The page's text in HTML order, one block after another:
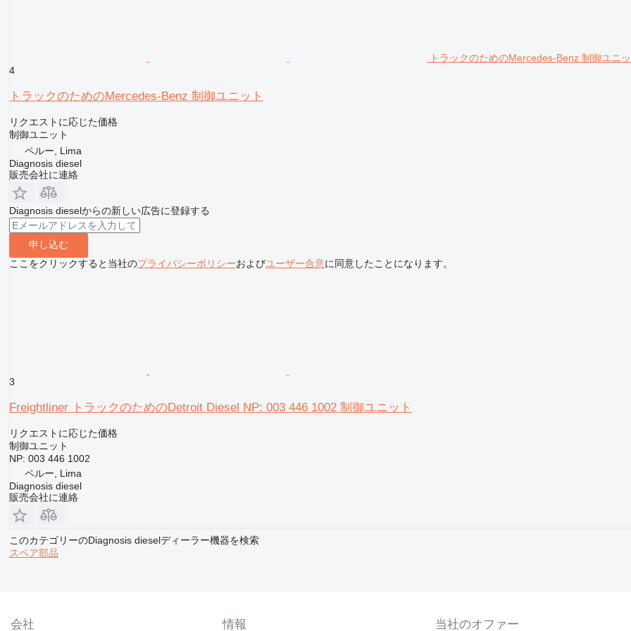
トラックのためのMercedes-Benz 制御ユニ
4
トラックのためのMercedes-Benz 制御ユニット
リクエストに応じた価格
制御ユニット
ペルー, Lima
Diagnosis diesel
販売会社に連絡
Diagnosis dieselからの新しい広告に登録する
申し込む
ここをクリックすると当社のプライバシーポリシーおよびユーザー合意に同意したことになります。
3
Freightliner トラックのためのDetroit Diesel NP: 003 446 1002 制御ユニット
リクエストに応じた価格
制御ユニット
NP: 003 446 1002
ペルー, Lima
Diagnosis diesel
販売会社に連絡
このカテゴリーのDiagnosis dieselディーラー機器を検索
スペア部品
会社 情報 当社のオファー